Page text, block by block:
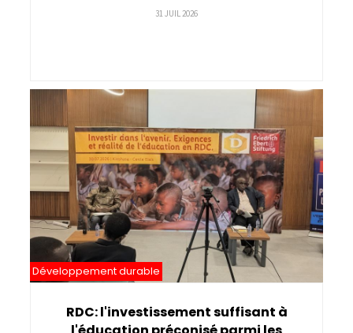
31 JUIL 2026
Développement durable
RDC: l'investissement suffisant à